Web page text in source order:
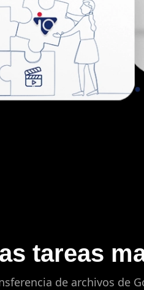
tareas
de archivos de